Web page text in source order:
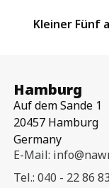
Hamburg
Auf dem Sande 1
20457 Hamburg
Germany
E-Mail:
Tel.: 040 - 22 86